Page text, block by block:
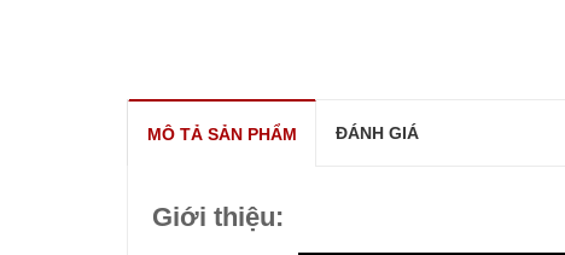
MÔ TẢ SẢN PHẨM ĐÁNH GIÁ
Giới thiệu: